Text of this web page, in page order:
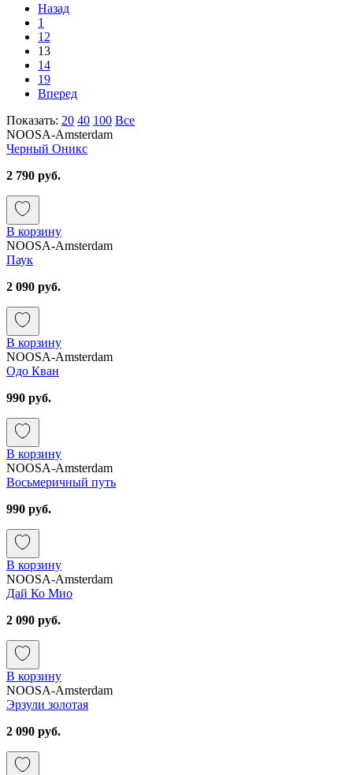
Назад
1
12
13
14
19
Вперед
Показать: 20 40 100 Все
NOOSA-Amsterdam
Черный Оникс
2 790 руб.
В корзину
NOOSA-Amsterdam
Паук
2 090 руб.
В корзину
NOOSA-Amsterdam
Одо Кван
990 руб.
В корзину
NOOSA-Amsterdam
Восьмеричный путь
990 руб.
В корзину
NOOSA-Amsterdam
Дай Ко Мио
2 090 руб.
В корзину
NOOSA-Amsterdam
Эрзули золотая
2 090 руб.